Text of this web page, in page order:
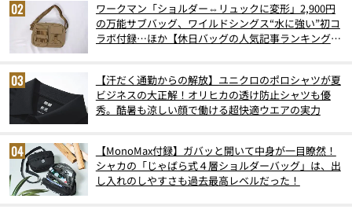
ワークマン「ショルダー⇔リュックに変形」2,900円
の万能サブバッグ、ワイルドシングス“水に強い”初コ
ラボ付録…ほか【休日バッグの人気記事ランキングベ
【汗だく通勤からの解放】ユニクロのポロシャツが夏
ビジネスの大正解！オリヒカの透け防止シャツも優
秀。酷暑も涼しい顔で働ける超快適ウエアの実力
【MonoMax付録】ガバッと開いて中身が一目瞭然！
シャカの「じゃばら式４層ショルダーバッグ」は、出
し入れのしやすさも過去最高レベルだった！